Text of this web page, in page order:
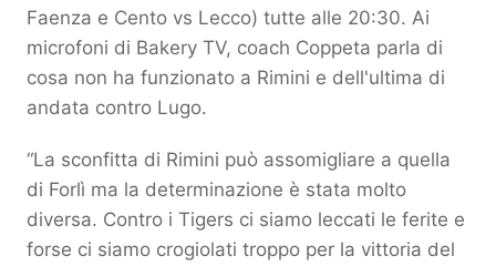
Faenza e Cento vs Lecco) tutte alle 20:30. Ai
microfoni di Bakery TV, coach Coppeta parla di
cosa non ha funzionato a Rimini e dell'ultima di
andata contro Lugo.
“La sconfitta di Rimini può assomigliare a quella
di Forlì ma la determinazione è stata molto
diversa. Contro i Tigers ci siamo leccati le ferite e
forse ci siamo crogiolati troppo per la vittoria del